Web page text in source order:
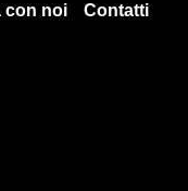
con noi
Contatti